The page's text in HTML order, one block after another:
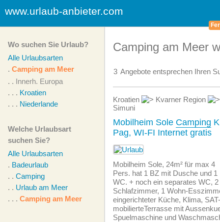
www.urlaub-anbieter.com
Wo suchen Sie Urlaub?
Alle Urlaubsarten
. Camping am Meer
. . Innerh. Europa
. . . Kroatien
. . . Niederlande
Welche Urlaubsart
suchen Sie?
Alle Urlaubsarten
. Badeurlaub
. . Camping
. . Urlaub am Meer
. . . Camping am Meer
Camping am Meer
3 Angebote entsprechen Ihren
Kroatien
Kvarner Region
Simuni
Mobilheim Sole Camping
Pag, WI-FI Internet gratis
Mobilheim Sole, 24m² für max 4
Pers. hat 1 BZ mit Dusche und 1
WC. + noch ein separates WC, 2
Schlafzimmer, 1 Wohn-
eingerichteter Küche, Klima,
mobilierteTerrasse mit
Spuelmaschine und